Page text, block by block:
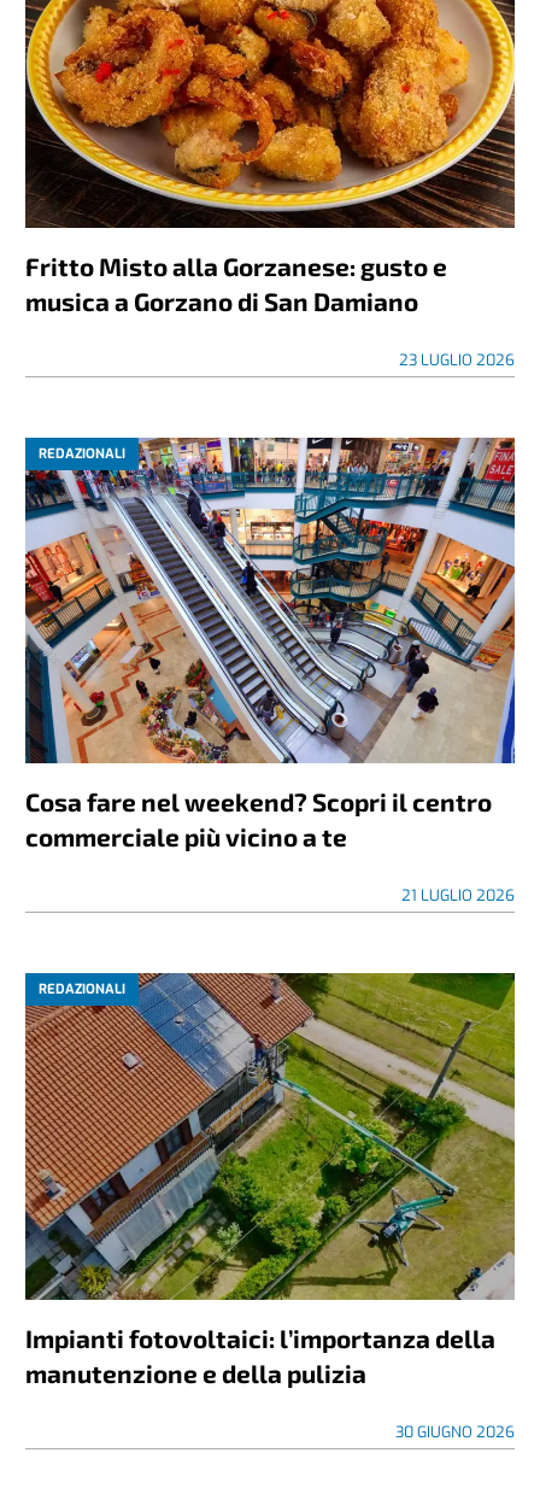
Fritto Misto alla Gorzanese: gusto e
musica a Gorzano di San Damiano
23 LUGLIO 2026
REDAZIONALI
Cosa fare nel weekend? Scopri il centro
commerciale più vicino a te
21 LUGLIO 2026
REDAZIONALI
Impianti fotovoltaici: l’importanza della
manutenzione e della pulizia
30 GIUGNO 2026